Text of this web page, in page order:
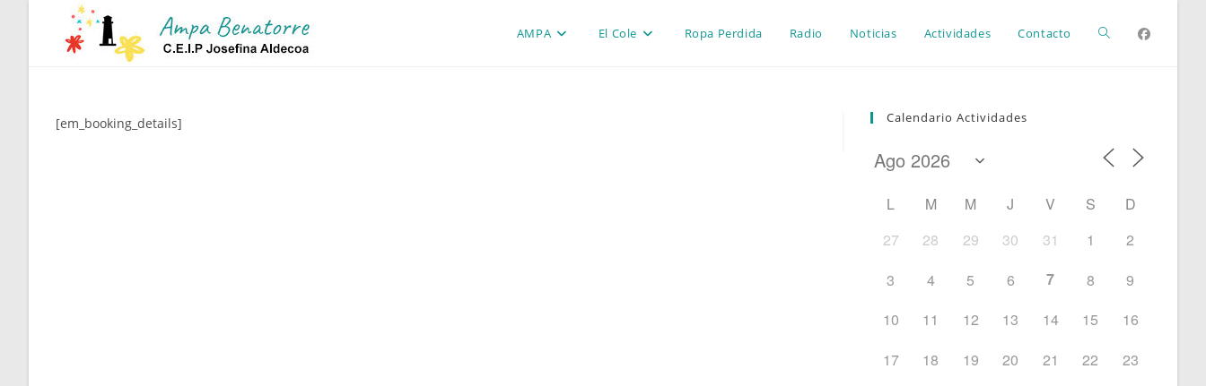
AMPA El Cole Ropa Perdida Radio Noticias Actividades Contacto Alternar
de
[em_booking_details] Calendario Actividades
L M M J V S
D
27
28 29 30 31 1
2
3
4 5 6 7 8
9
10
11 12 13 14 15
16
17
18 19 20 21 22
23